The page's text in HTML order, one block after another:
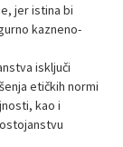
jer istina bi
kazneno-
isključi
etičkih normi
kao i